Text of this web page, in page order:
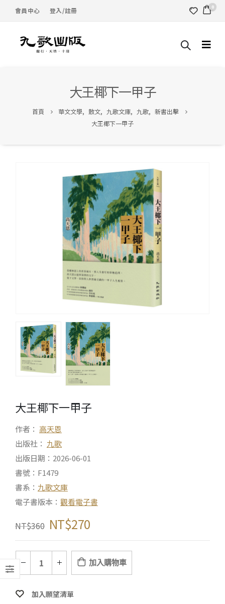
會員中心 登入/註冊 0
大王椰下一甲子
首頁 華文文學, 散文, 九歌文庫, 九歌, 新書出擊
大王椰下一甲子
大王椰下一甲子
作者： 高天恩
出版社： 九歌
出版日期：2026-06-01
書號：F1479
書系： 九歌文庫
電子書版本： 觀看電子書
NT$360 NT$270
加入購物車
加入願望清單